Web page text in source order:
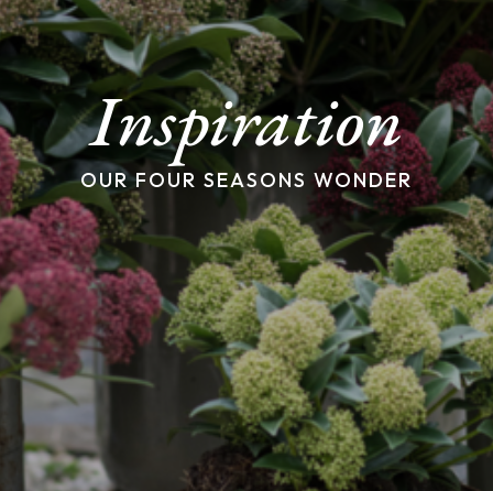
Inspiration
OUR FOUR SEASONS WONDER